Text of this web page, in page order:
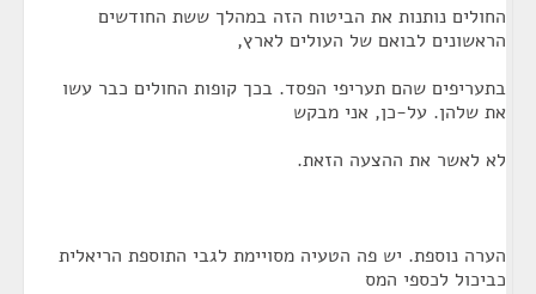
החולים נותנות את הביטוח הזה במהלך ששת החודשים
הראשונים לבואם של העולים לארץ,
בתעריפים שהם תעריפי הפסד. בכך קופות החולים כבר עשו
את שלהן. על-כן, אני מבקש
לא לאשר את ההצעה הזאת.
הערה נוספת. יש פה הטעיה מסויימת לגבי התוספת הריאלית
כביכול לכספי המס